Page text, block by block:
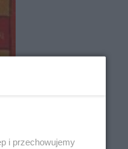
i przechowujemy